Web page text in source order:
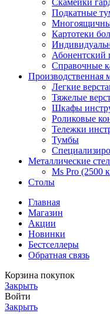
Скамейки
Подкатные
Картотеки
Абонентский
Справочные
Производственная
Легкие
Тяжелые
Шкафы
Роликовые
Тележки
Тумбы
Металлические
Ms Pro (2500
Столы
Главная
Магазин
Акции
Новинки
Бестселлеры
Обратная связь
Корзина покупок
Закрыть
Войти
Закрыть